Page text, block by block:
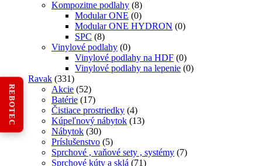
Kompozitne podlahy (8)
Modular ONE (0)
Modular ONE HYDRON (0)
SPC (8)
Vinylové podlahy (0)
Vinylové podlahy na HDF (0)
Vinylové podlahy na lepenie (0)
Ravak (331)
Akcie (52)
Batérie (17)
Čistiace prostriedky (4)
Kúpeľnový nábytok (13)
Nábytok (30)
Príslušenstvo (5)
Sprchové , vaňové sety , systémy (7)
Sprchové kúty a sklá (71)
REBOTEC